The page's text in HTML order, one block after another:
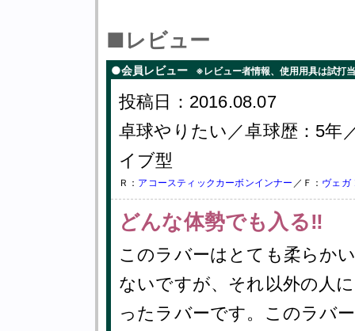
■レビュー
●会員レビュー ※レビュー者情報、使用用具は試打
投稿日：2016.08.07
卓球やりたい／卓球歴：5年
イブ型
Ｒ： アコースティックカーボンインナー ／Ｆ： ヴェガ
どんな体勢でも入る‼︎
このラバーはとても柔らか
ないですが、それ以外の人
ったラバーです。このラバ